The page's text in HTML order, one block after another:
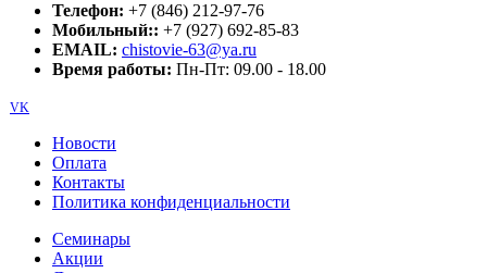
Телефон: +7 (846) 212-97-76
Мобильный:: +7 (927) 692-85-83
EMAIL: chistovie-63@ya.ru
Время работы: Пн-Пт: 09.00 - 18.00
VK
Новости
Оплата
Контакты
Политика конфиденциальности
Семинары
Акции